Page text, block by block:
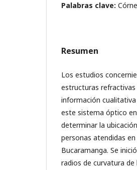
Palabras clave:
Resumen
Los estudios
estructuras
información
este sistema óptico
determinar la
personas atendidas
Bucaramanga. Se
radios de curvatura